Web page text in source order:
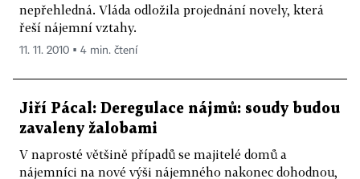
nepřehledná. Vláda odložila projednání novely, která
řeší nájemní vztahy.
11. 11. 2010 ▪ 4 min. čtení
Jiří Pácal: Deregulace nájmů: soudy budou
zavaleny žalobami
V naprosté většině případů se majitelé domů a
nájemníci na nové výši nájemného nakonec dohodnou,